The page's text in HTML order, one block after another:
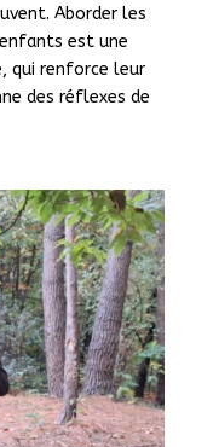
Aborder les
est une
qui renforce leur
des réflexes de